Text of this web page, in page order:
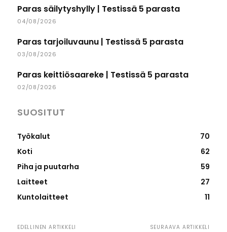
Paras säilytyshylly | Testissä 5 parasta
04/08/2026
Paras tarjoiluvaunu | Testissä 5 parasta
03/08/2026
Paras keittiösaareke | Testissä 5 parasta
02/08/2026
SUOSITUT
Työkalut
70
Koti
62
Piha ja puutarha
59
Laitteet
27
Kuntolaitteet
11
EDELLINEN ARTIKKELI SEURAAVA ARTIKKELI